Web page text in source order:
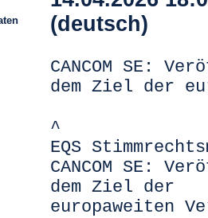
(deutsch)
CANCOM SE:
dem Ziel der
^
EQS
CANCOM SE:
dem Ziel der
europaweiten